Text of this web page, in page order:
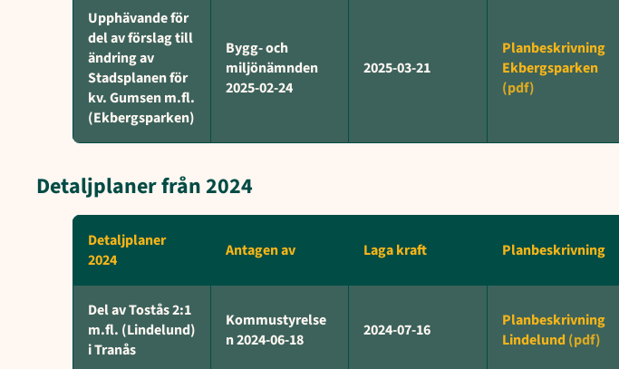
Upphävande för
del av förslag till
ändring av
Stadsplanen för
kv. Gumsen m.fl.
(Ekbergsparken)
Bygg- och
miljönämnden
2025-02-24
2025-03-21
Planbeskrivning
Ekbergsparken
Detaljplaner från 2024
Detaljplaner
2024
Antagen av Laga kraft Planbeskrivning
Del av Tostås 2:1
m.fl. (Lindelund)
i Tranås
Kommustyrelse
n 2024-06-18
2024-07-16
Planbeskrivning
Lindelund